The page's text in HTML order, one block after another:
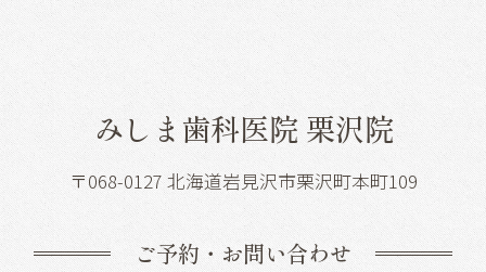
みしま歯科医院 栗沢院
〒068-0127 北海道岩見沢市栗沢町本町109
ご予約・お問い合わせ